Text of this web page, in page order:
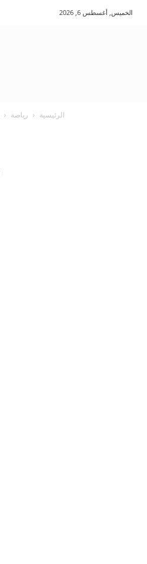
الخميس, أغسطس 6, 2026
الرئيسية رياضة